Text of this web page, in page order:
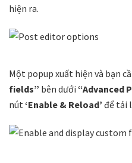
hiện ra.
Một popup xuất hiện và bạn
fields” bên dưới “Advanced
nút‘Enable & Reload’ để tải